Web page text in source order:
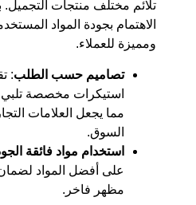
تلائم مختلف منتجات التجميل.
الاهتمام بجودة المواد
ومميزة للعملاء.
تصاميم حسب الطلب:
استيكرات مخصصة تلبي
مما يجعل العلامات
السوق.
استخدام مواد فائقة
على أفضل المواد
مظهر فاخر.